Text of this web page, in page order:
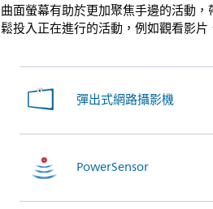
曲面螢幕有助於更加聚焦手邊的活動
鬆投入正在進行的活動，例如觀看影
彈出式網路攝影機
PowerSensor